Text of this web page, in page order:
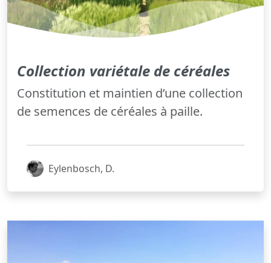
Collection variétale de céréales
Constitution et maintien d’une collection
de semences de céréales à paille.
Eylenbosch, D.